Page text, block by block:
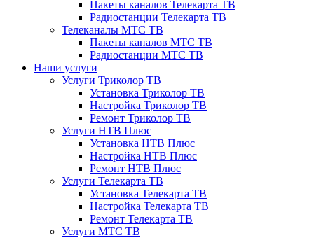
Пакеты каналов Телекарта ТВ
Радиостанции Телекарта ТВ
Телеканалы МТС ТВ
Пакеты каналов МТС ТВ
Радиостанции МТС ТВ
Наши услуги
Услуги Триколор ТВ
Установка Триколор ТВ
Настройка Триколор ТВ
Ремонт Триколор ТВ
Услуги НТВ Плюс
Установка НТВ Плюс
Настройка НТВ Плюс
Ремонт НТВ Плюс
Услуги Телекарта ТВ
Установка Телекарта ТВ
Настройка Телекарта ТВ
Ремонт Телекарта ТВ
Услуги МТС ТВ